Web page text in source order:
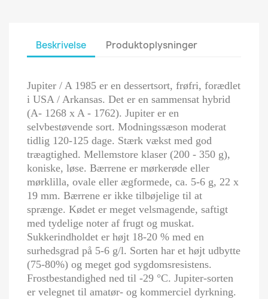
Beskrivelse Produktoplysninger
Jupiter / A 1985 er en dessertsort, frøfri, forædlet
i USA / Arkansas. Det er en sammensat hybrid
(A- 1268 x A - 1762). Jupiter er en
selvbestøvende sort. Modningssæson moderat
tidlig 120-125 dage. Stærk vækst med god
træagtighed. Mellemstore klaser (200 - 350 g),
koniske, løse. Bærrene er mørkerøde eller
mørklilla, ovale eller ægformede, ca. 5-6 g, 22 x
19 mm. Bærrene er ikke tilbøjelige til at
sprænge. Kødet er meget velsmagende, saftigt
med tydelige noter af frugt og muskat.
Sukkerindholdet er højt 18-20 % med en
surhedsgrad på 5-6 g/l. Sorten har et højt udbytte
(75-80%) og meget god sygdomsresistens.
Frostbestandighed ned til -29 °C. Jupiter-sorten
er velegnet til amatør- og kommerciel dyrkning.